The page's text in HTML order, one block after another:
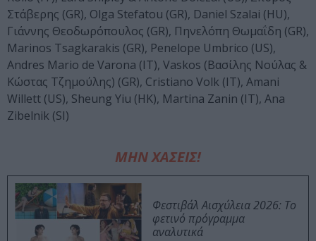
Στάβερης (GR), Olga Stefatou (GR), Daniel Szalai (HU),
Γιάννης Θεοδωρόπουλος (GR), Πηνελόπη Θωμαΐδη (GR),
Marinos Tsagkarakis (GR), Penelope Umbrico (US),
Andres Mario de Varona (IT), Vaskos (Βασίλης Νούλας &
Κώστας Τζημούλης) (GR), Cristiano Volk (IT), Amani
Willett (US), Sheung Yiu (HK), Martina Zanin (IT), Ana
Zibelnik (SI)
ΜΗΝ ΧΑΣΕΙΣ!
Φεστιβάλ Αισχύλεια 2026: Το
φετινό πρόγραμμα
αναλυτικά